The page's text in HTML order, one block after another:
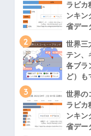
ラビカ
ンキン
省デー
2
世界三
テン、
各ブラ
ど）も
3
世界の
ラビカ
ンキン
省デー